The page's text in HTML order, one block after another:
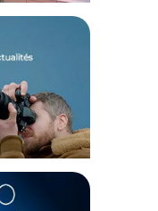
Egg Nog -
partir de 49 euros